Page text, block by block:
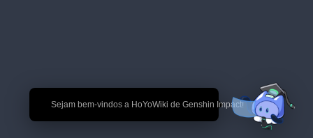
🎉 Sejam bem-vindos a HoYoWiki de Genshin Impact!